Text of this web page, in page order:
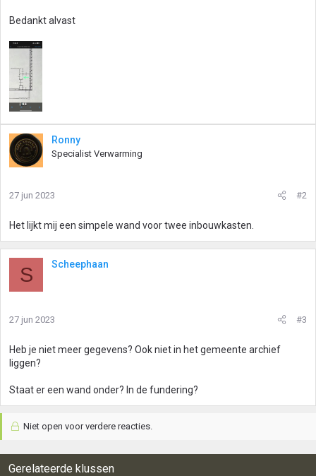
Bedankt alvast
Ronny
Specialist Verwarming
27 jun 2023 #2
Het lijkt mij een simpele wand voor twee inbouwkasten.
S Scheephaan
27 jun 2023 #3
Heb je niet meer gegevens? Ook niet in het gemeente archief
liggen?
Staat er een wand onder? In de fundering?
Niet open voor verdere reacties.
Gerelateerde klussen